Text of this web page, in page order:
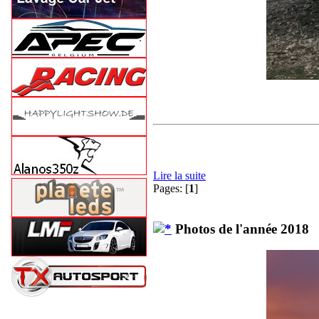
Lire la suite
Pages: [1]
Photos de l'année 2018